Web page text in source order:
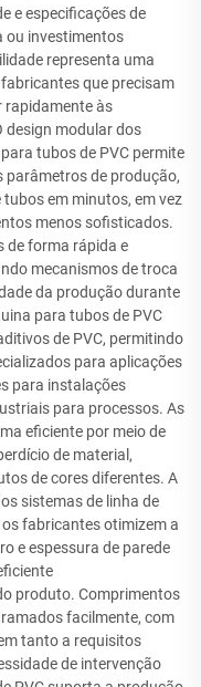
e especificações de
ou investimentos
representa uma
que precisam
rapidamente às
design modular dos
tubos de PVC permite
parâmetros de produção,
em minutos, em vez
menos sofisticados.
de forma rápida e
mecanismos de troca
da produção durante
para tubos de PVC
de PVC, permitindo
para aplicações
para instalações
para processos. As
eficiente por meio de
de material,
de cores diferentes. A
sistemas de linha de
fabricantes otimizem a
e espessura de parede
produto. Comprimentos
facilmente, com
tanto a requisitos
de intervenção